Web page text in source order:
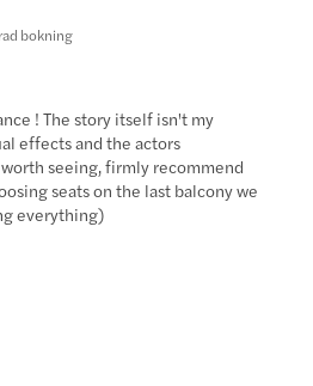
bokning
! The story itself isn't my
effects and the actors
seeing, firmly recommend
seats on the last balcony we
everything)